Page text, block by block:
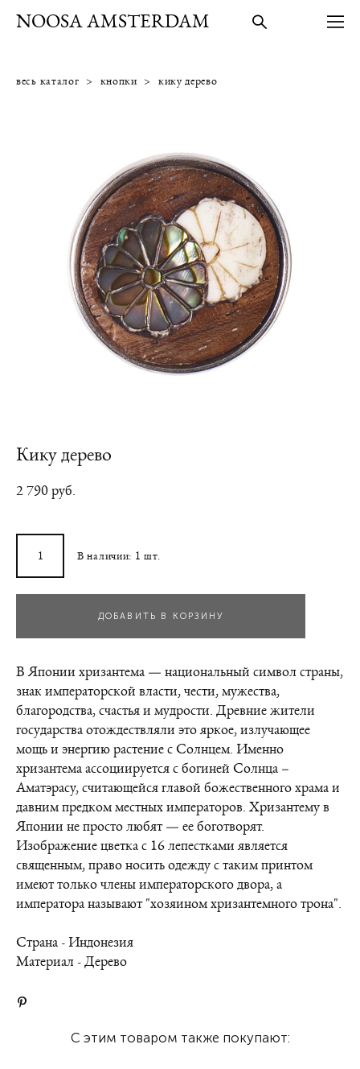
NOOSA AMSTERDAM
весь каталог > кнопки > кику дерево
Кику дерево
2 790 pуб.
В наличии: 1 шт.
ДОБАВИТЬ В КОРЗИНУ
В Японии хризантема — национальный символ страны,
знак императорской власти, чести, мужества,
благородства, счастья и мудрости. Древние жители
государства отождествляли это яркое, излучающее
мощь и энергию растение с Солнцем. Именно
хризантема ассоциируется с богиней Солнца –
Аматэрасу, считающейся главой божественного храма и
давним предком местных императоров. Хризантему в
Японии не просто любят — ее боготворят.
Изображение цветка с 16 лепестками является
священным, право носить одежду с таким принтом
имеют только члены императорского двора, а
императора называют "хозяином хризантемного трона".
Страна - Индонезия
Материал - Дерево
С этим товаром также покупают: